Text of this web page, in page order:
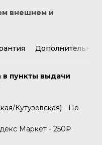
внешнем и
в пункты выдачи
Кутузовская) - По
Маркет - 250₽